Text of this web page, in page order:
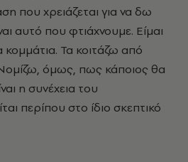
που χρειάζεται για να δω
αυτό που φτιάχνουμε. Είμαι
Τα κοιτάζω από
όμως, πως κάποιος θα
η συνέχεια του
περίπου στο ίδιο σκεπτικό